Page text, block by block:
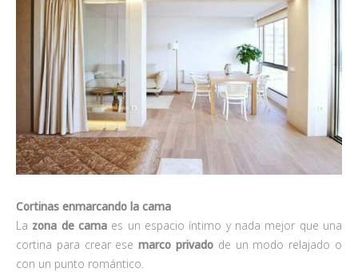
Cortinas enmarcando la cama
La zona de cama es un espacio íntimo y nada mejor que una
cortina para crear esemarco privado de un modo relajado o
con un punto romántico.